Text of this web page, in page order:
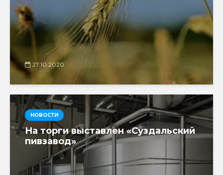
27.10.2020
НОВОСТИ
На торги выставлен «Суздальский
пивзавод»